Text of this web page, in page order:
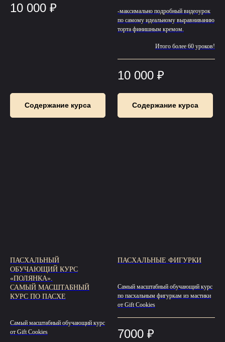
10 000 ₽
Содержание курса
-максимально подробный видеоурок
по самому идеальному выравниванию
торта финишным кремом.
Итого более 60 уроков!
10 000 ₽
Содержание курса
ПАСХАЛЬНЫЙ
ОБУЧАЮЩИЙ КУРС
«ПОЛЯНКА».
САМЫЙ МАСШТАБНЫЙ
КУРС ПО ПАСХЕ
Самый масштабный обучающий курс
от Gift Cookies
ПАСХАЛЬНЫЕ ФИГУРКИ
Самый масштабный обучающий курс
по пасхальным фигуркам из мастики
от Gift Cookies
7000 ₽